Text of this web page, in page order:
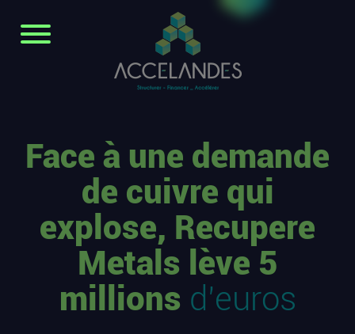
Face à une demande
de cuivre qui
explose, Recupere
Metals lève 5
millions d’euros